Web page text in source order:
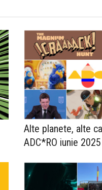
Alte planete, alte
ADC*RO iunie 2025